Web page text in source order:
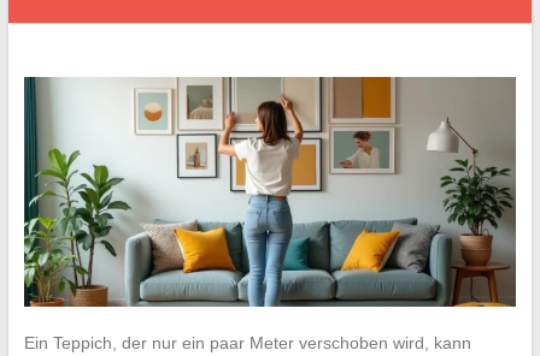
Ein Teppich, der nur ein paar Meter verschoben wird, kann